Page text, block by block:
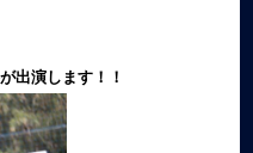
出演します！！